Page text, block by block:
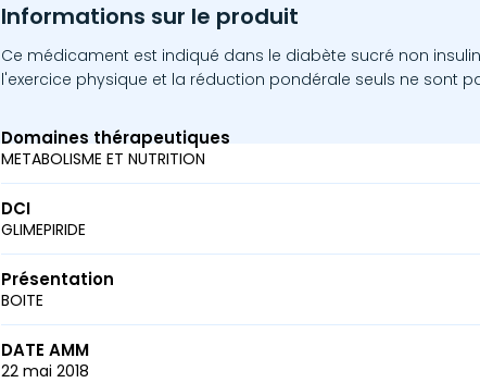
Informations sur le produit
Ce médicament est indiqué dans le diabète sucré non
l'exercice physique et la réduction pondérale seuls ne sont
Domaines thérapeutiques
METABOLISME ET NUTRITION
DCI
GLIMEPIRIDE
Présentation
BOITE
DATE AMM
22 mai 2018